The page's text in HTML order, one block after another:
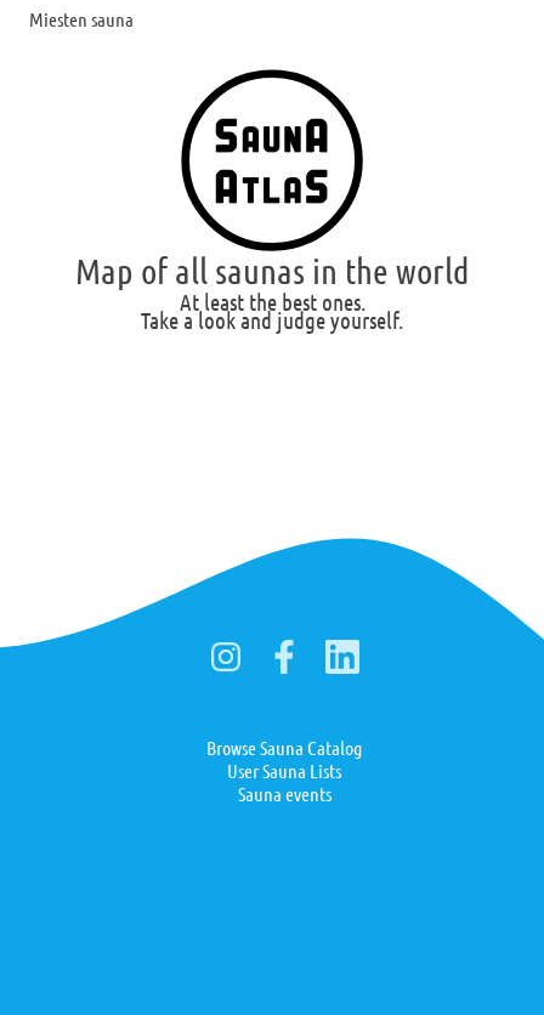
Miesten sauna
Map of all saunas in the world
At least the best ones.
Take a look and judge yourself.
Browse Sauna Catalog
User Sauna Lists
Sauna events